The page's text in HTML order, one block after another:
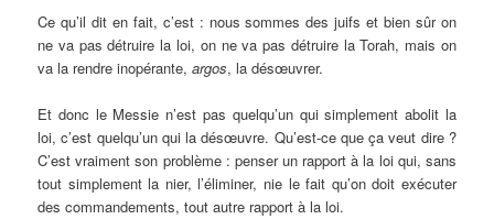
Ce qu’il dit en fait, c’est : nous sommes des juifs et bien sûr on
ne va pas détruire la loi, on ne va pas détruire la Torah, mais on
va la rendre inopérante,argos, la désœuvrer.
Et donc le Messie n’est pas quelqu’un qui simplement abolit la
loi, c’est quelqu’un qui la désœuvre. Qu’est-ce que ça veut dire ?
C’est vraiment son problème : penser un rapport à la loi qui, sans
tout simplement la nier, l’éliminer, nie le fait qu’on doit exécuter
des commandements, tout autre rapport à la loi.